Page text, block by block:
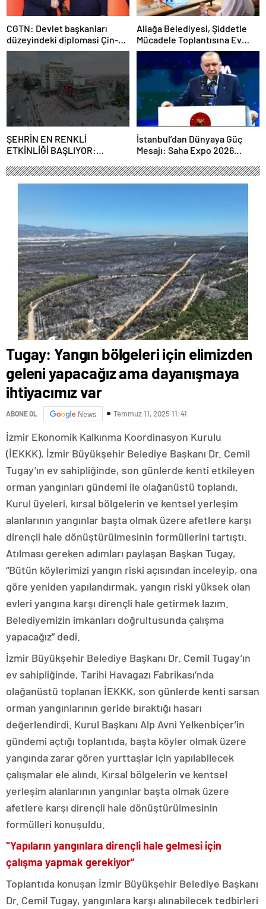
CGTN: Devlet başkanları
düzeyindeki diplomasi Çin-
Rusya arasındaki büyüyen
ortaklığı güçlendiriyor
Aliağa Belediyesi, Şiddetle
Mücadele Toplantısına Ev
Sahipliği Yaptı
ŞEHRİN EN RENKLİ
ETKİNLİĞİ BAŞLIYOR:
FESTİVALİ” HEYECANI
GAZİOSMANPAŞA’DA
İstanbul’dan Dünyaya Güç
Mesajı: Saha Expo 2026
Tugay: Yangın bölgeleri için elimizden
geleni yapacağız ama dayanışmaya
ihtiyacımız var
ABONE OL News Temmuz 11, 2025 11:41
İzmir Ekonomik Kalkınma Koordinasyon Kurulu
(İEKKK), İzmir Büyükşehir Belediye Başkanı Dr. Cemil
Tugay’ın ev sahipliğinde, son günlerde kenti etkileyen
orman yangınları gündemi ile olağanüstü toplandı.
Kurul üyeleri, kırsal bölgelerin ve kentsel yerleşim
alanlarının yangınlar başta olmak üzere afetlere karşı
dirençli hale dönüştürülmesinin formüllerini tartıştı.
Atılması gereken adımları paylaşan Başkan Tugay,
“Bütün köylerimizi yangın riski açısından inceleyip, ona
göre yeniden yapılandırmak, yangın riski yüksek olan
evleri yangına karşı dirençli hale getirmek lazım.
Belediyemizin imkanları doğrultusunda çalışma
yapacağız” dedi.
İzmir Büyükşehir Belediye Başkanı Dr. Cemil Tugay’ın
ev sahipliğinde, Tarihi Havagazı Fabrikası’nda
olağanüstü toplanan İEKKK, son günlerde kenti sarsan
orman yangınlarının geride bıraktığı hasarı
değerlendirdi. Kurul Başkanı Alp Avni Yelkenbiçer’in
gündemi açtığı toplantıda, başta köyler olmak üzere
yangında zarar gören yurttaşlar için yapılabilecek
çalışmalar ele alındı. Kırsal bölgelerin ve kentsel
yerleşim alanlarının yangınlar başta olmak üzere
afetlere karşı dirençli hale dönüştürülmesinin
formülleri konuşuldu.
“Yapıların yangınlara dirençli hale gelmesi için
çalışma yapmak gerekiyor”
Toplantıda konuşan İzmir Büyükşehir Belediye Başkanı
Dr. Cemil Tugay, yangınlara karşı alınabilecek tedbirleri